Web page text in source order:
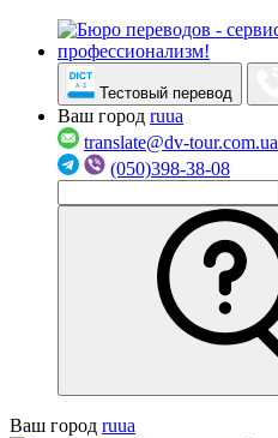
Тестовый перевод
Ваш город ruua
translate@dv-tour.com.ua
(050)398-38-08
Ваш город ruua